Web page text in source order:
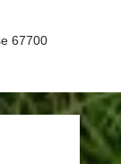
67700